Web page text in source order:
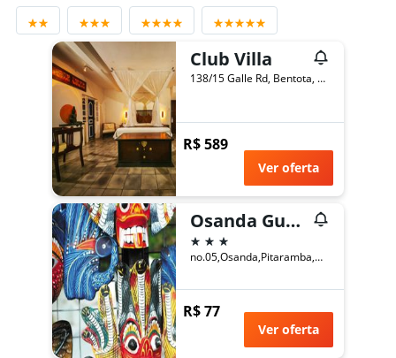
Club Villa
138/15 Galle Rd, Bentota, Sri Lanka
R$ 589
Ver oferta
Osanda Guest
3 estrelas
no.05,Osanda,Pitaramba,Bentota, Bentota, Sri Lanka
R$ 77
Ver oferta